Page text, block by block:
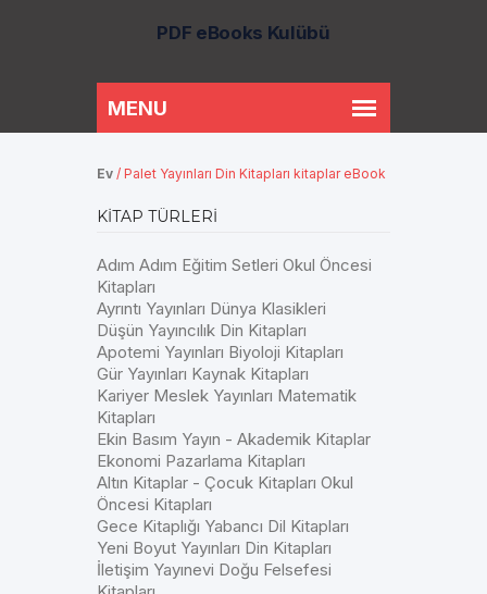
PDF eBooks Kulübü
Ev / Palet Yayınları Din Kitapları kitaplar eBook
KITAP TÜRLERI
Adım Adım Eğitim Setleri Okul Öncesi
Kitapları
Ayrıntı Yayınları Dünya Klasikleri
Düşün Yayıncılık Din Kitapları
Apotemi Yayınları Biyoloji Kitapları
Gür Yayınları Kaynak Kitapları
Kariyer Meslek Yayınları Matematik
Kitapları
Ekin Basım Yayın - Akademik Kitaplar
Ekonomi Pazarlama Kitapları
Altın Kitaplar - Çocuk Kitapları Okul
Öncesi Kitapları
Gece Kitaplığı Yabancı Dil Kitapları
Yeni Boyut Yayınları Din Kitapları
İletişim Yayınevi Doğu Felsefesi